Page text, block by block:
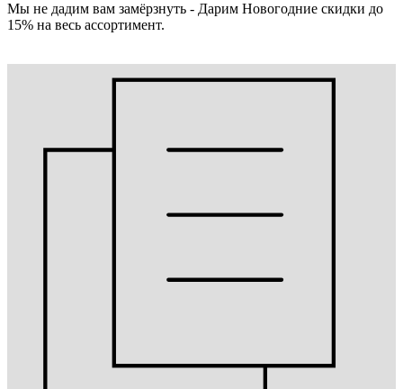
Мы не дадим вам замёрзнуть - Дарим Новогодние скидки до
15% на весь ассортимент.